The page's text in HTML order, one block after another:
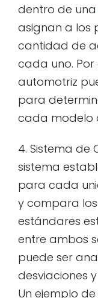
dentro de una
asignan a los
cantidad de
cada uno.
automotriz
para
cada modelo
4. Sistema de
sistema
para cada
y compara
estándares
entre ambos
puede ser
desviaciones
Un ejemplo